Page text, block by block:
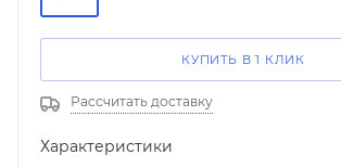
КУПИТЬ В 1 КЛИК
Рассчитать доставку
Характеристики